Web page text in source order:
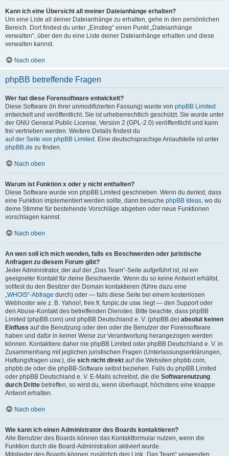
Kann ich eine Übersicht all meiner Dateianhänge erhalten?
Um eine Liste all deiner Dateianhänge zu erhalten, gehe in den persönlichen
Bereich. Dort findest du unter „Einstieg“ einen Punkt „Dateianhänge
verwalten“, über den du eine Liste deiner Dateianhänge erhalten und diese
verwalten kannst.
Nach oben
phpBB betreffende Fragen
Wer hat diese Forensoftware entwickelt?
Diese Software (in ihrer unmodifizierten Fassung) wurde von phpBB Limited
entwickelt und veröffentlicht. Sie ist urheberrechtlich geschützt. Sie wurde unter
der GNU General Public License, Version 2 (GPL-2.0) veröffentlicht und kann
frei vertrieben werden. Weitere Details findest du
auf der Seite von phpBB Limited . Eine deutschsprachige Anlaufstelle ist unter
phpBB.de zu finden.
Nach oben
Warum ist Funktion x oder y nicht enthalten?
Diese Software wurde von phpBB Limited geschrieben. Wenn du denkst, dass
eine Funktion implementiert werden sollte, dann besuche phpBB Ideas, wo du
deine Stimme für bestehende Vorschläge abgeben oder neue Funktionen
vorschlagen kannst.
Nach oben
An wen soll ich mich wenden, falls es Beschwerden oder juristische
Anfragen zu diesem Forum gibt?
Jeder Administrator, der auf der „Das Team“-Seite aufgeführt ist, ist ein
geeigneter Kontakt für deine Beschwerde. Wenn du so keine Antwort erhältst,
solltest du den Besitzer der Domain kontaktieren (führe dazu eine
„WHOIS“-Abfrage durch) oder — falls diese Seite bei einem kostenlosen
Webhoster wie z. B. Yahoo!, free.fr, funpic.de usw. liegt — den Support oder
den Abuse-Kontakt des betreffenden Dienstes. Bitte beachte, dass phpBB
Limited (phpBB.com) und phpBB Deutschland e. V. (phpBB.de) absolut keinen
Einfluss auf die Benutzung oder den oder die Benutzer der Forensoftware
haben und dafür in keiner Weise zur Verantwortung herangezogen werden
können. Kontaktiere daher nie phpBB Limited oder phpBB Deutschland e. V. in
Zusammenhang mit jeglichen juristischen Fragen (Unterlassungserklärungen,
Haftungsfragen usw.), die sich nicht direkt auf die Websiten phpbb.com,
phpbb.de oder die phpBB-Software selbst beziehen. Falls du phpBB Limited
oder phpBB Deutschland e. V. E-Mails schreibst, die die Softwarenutzung
durch Dritte betreffen, so wirst du, wenn überhaupt, höchstens eine knappe
Antwort erhalten.
Nach oben
Wie kann ich einen Administrator des Boards kontaktieren?
Alle Benutzer des Boards können das Kontaktformular nutzen, wenn die
Funktion durch die Board-Administration aktiviert wurde.
Mitglieder des Boards können zusätzlich den Link „Das Team“ verwenden.